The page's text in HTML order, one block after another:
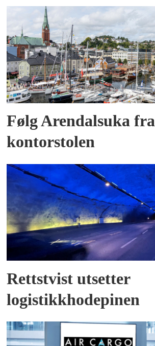
Følg Arendalsuka fra
kontorstolen
Rettstvist utsetter
logistikkhodepinen